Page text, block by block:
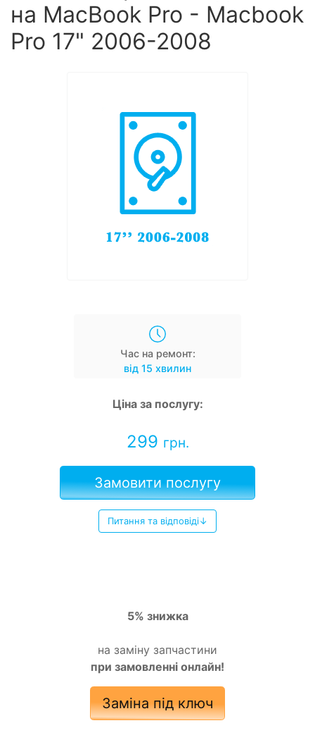
на MacBook Pro - Macbook
Pro 17" 2006-2008
Час на ремонт:
від 15 хвилин
Ціна за послугу:
299 грн.
Замовити послугу
Питання та відповіді↓
5% знижка
на заміну запчастини
при замовленні онлайн!
Заміна під ключ